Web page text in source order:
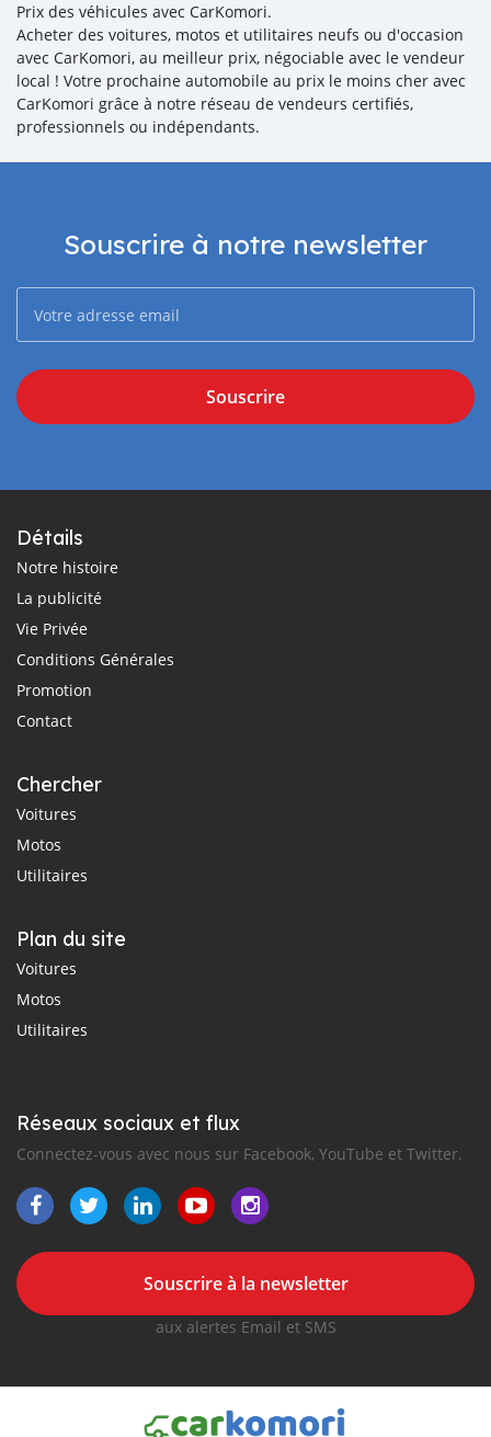
Prix des véhicules avec CarKomori.
Acheter des voitures, motos et utilitaires neufs ou d'occasion
avec CarKomori, au meilleur prix, négociable avec le vendeur
local ! Votre prochaine automobile au prix le moins cher avec
CarKomori grâce à notre réseau de vendeurs certifiés,
professionnels ou indépendants.
Souscrire à notre newsletter
Souscrire
Détails
Notre histoire
La publicité
Vie Privée
Conditions Générales
Promotion
Contact
Chercher
Voitures
Motos
Utilitaires
Plan du site
Voitures
Motos
Utilitaires
Réseaux sociaux et flux
Connectez-vous avec nous sur Facebook, YouTube et Twitter.
Souscrire à la newsletter
aux alertes Email et SMS